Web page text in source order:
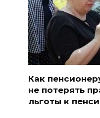
Как
не потерять
льготы к